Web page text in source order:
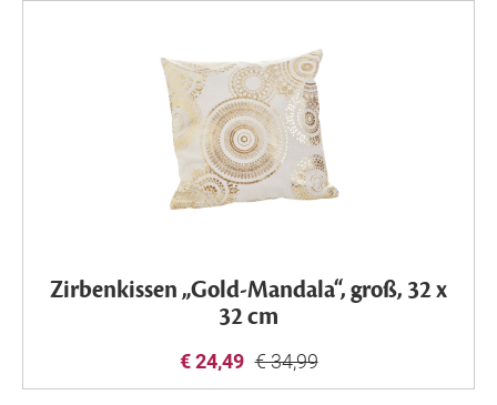
Zirbenkissen „Gold-Mandala“, groß, 32 x
32 cm
€ 24,49 € 34,99